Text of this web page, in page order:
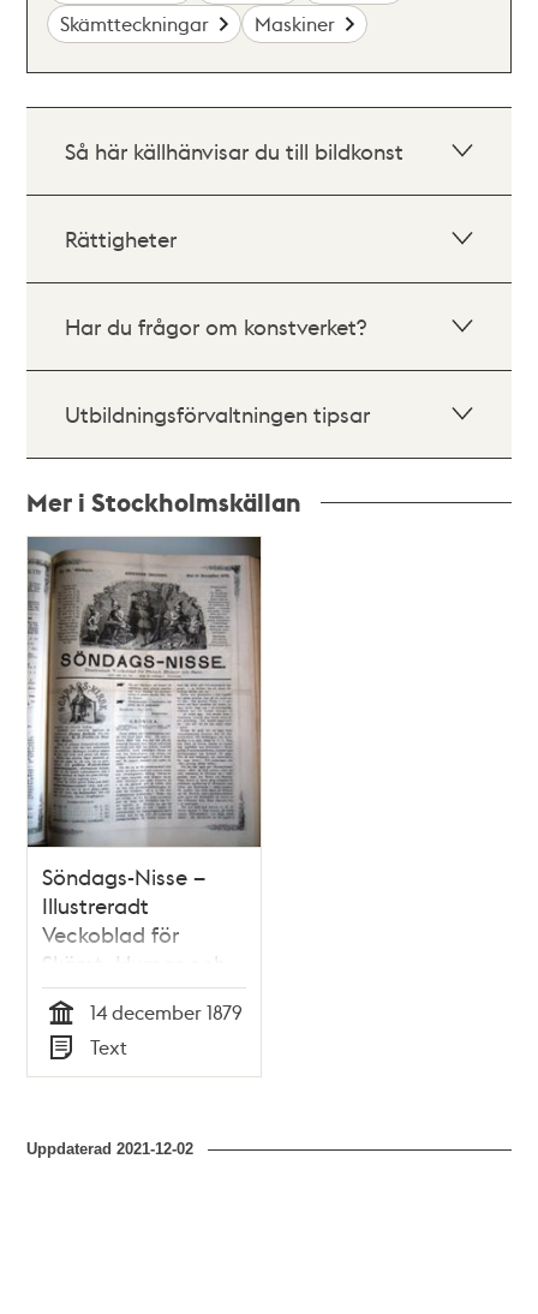
Skämtteckningar Maskiner
Så här källhänvisar du till bildkonst
Rättigheter
Har du frågor om konstverket?
Utbildningsförvaltningen tipsar
Mer i Stockholmskällan
Relaterade
poster
och
teman
Söndags-Nisse –
Illustreradt
Veckoblad för
Skämt, Humor och
Satir nr 50, den 14
december 1879
Tid
14 december 1879
Typ
Text
Uppdaterad2021-12-02